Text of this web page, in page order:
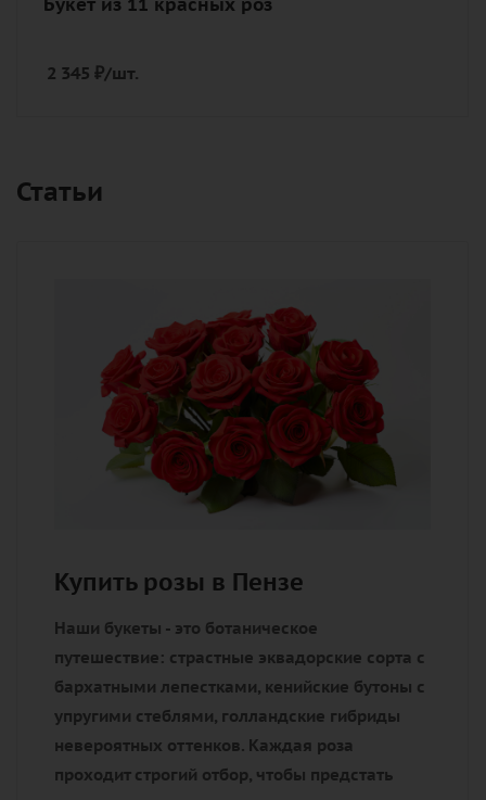
2 345 ₽/шт.
Статьи
Купить розы в Пензе
Наши букеты - это ботаническое
путешествие: страстные эквадорские сорта с
бархатными лепестками, кенийские бутоны с
упругими стеблями, голландские гибриды
невероятных оттенков. Каждая роза
проходит строгий отбор, чтобы предстать